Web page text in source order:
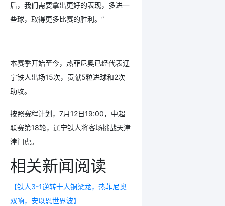
后，我们需要拿出更好的表现，多进一
些球，取得更多比赛的胜利。”
本赛季开始至今，热菲尼奥已经代表辽
宁铁人出场15次，贡献5粒进球和2次
助攻。
按照赛程计划，7月12日19:00，中超
联赛第18轮，辽宁铁人将客场挑战天津
津门虎。
相关新闻阅读
【铁人3-1逆转十人铜梁龙，热菲尼奥
双响，安以恩世界波】